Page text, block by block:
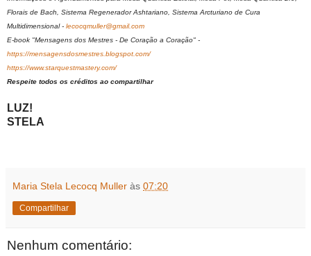
Florais de Bach, Sistema Regenerador Ashtariano, Sistema Arcturiano de Cura
Multidimensional - lecocqmuller@gmail.com
E-book "Mensagens dos Mestres - De Coração a Coração" -
https://mensagensdosmestres.blogspot.com/
https://www.starquestmastery.com/
Respeite todos os créditos ao compartilhar
LUZ!
STELA
Maria Stela Lecocq Muller às 07:20
Compartilhar
Nenhum comentário: